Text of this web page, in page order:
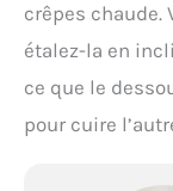
crêpes chaude.
étalez-la en
ce que le
pour cuire